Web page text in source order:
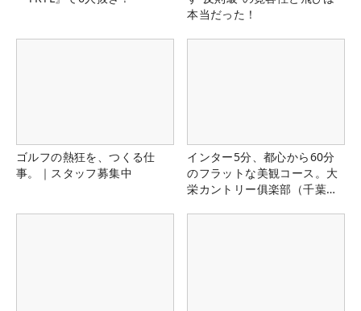
本当だった！
ゴルフの熱狂を、つくる仕
事。｜スタッフ募集中
インター5分、都心から60分
のフラットな美観コース。大
栄カントリー俱楽部（千葉